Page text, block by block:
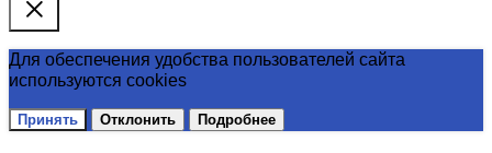
Для обеспечения удобства пользователей сайта
используются cookies
Принять Отклонить Подробнее